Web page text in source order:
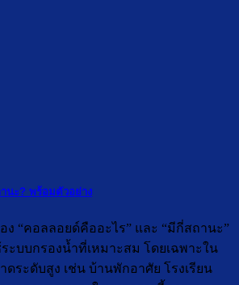
นะ? พร้อมตัวอย่าง
ง “คอลลอยด์คืออะไร” และ “มีกี่สถานะ”
ะบบกรองน้ำที่เหมาะสม โดยเฉพาะใน
ดระดับสูง เช่น บ้านพักอาศัย โรงเรียน